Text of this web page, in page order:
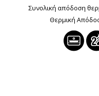
Συνολική απόδοση
Θερμική